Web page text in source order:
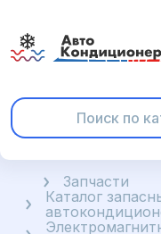
ГлавнаяЗапчасти
Каталог